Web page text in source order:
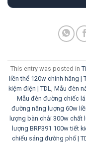
This entry was posted in
liền thể 120w chính hãng |
kiệm điện | TDL, Mẫu đèn
Mẫu đèn đường chiếc
đường năng lượng 60w
lượng bàn chải 300w chất
lượng BRP391 100w tiết
chiếu sáng đường phố |